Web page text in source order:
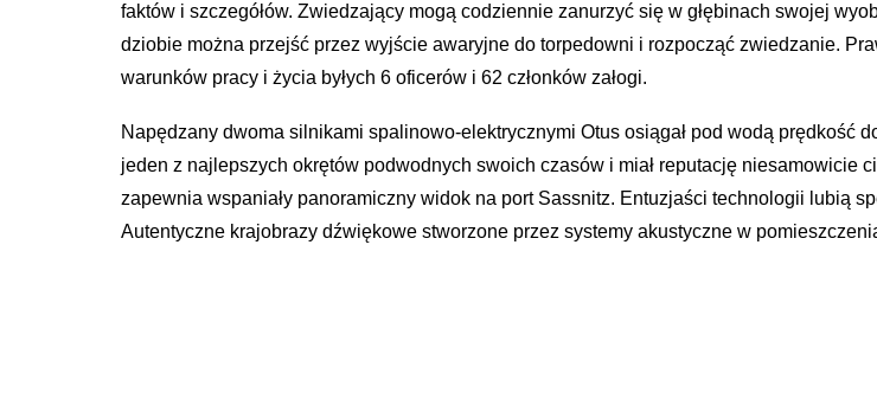
faktów i szczegółów. Zwiedzający mogą codziennie zanurzyć się w głębinach swojej
dziobie można przejść przez wyjście awaryjne do torpedowni i rozpocząć zwiedzanie.
warunków pracy i życia byłych 6 oficerów i 62 członków załogi.
Napędzany dwoma silnikami spalinowo-elektrycznymi Otus osiągał pod wodą prędkość
jeden z najlepszych okrętów podwodnych swoich czasów i miał reputację niesamowicie
zapewnia wspaniały panoramiczny widok na port Sassnitz. Entuzjaści technologii lubią
Autentyczne krajobrazy dźwiękowe stworzone przez systemy akustyczne w